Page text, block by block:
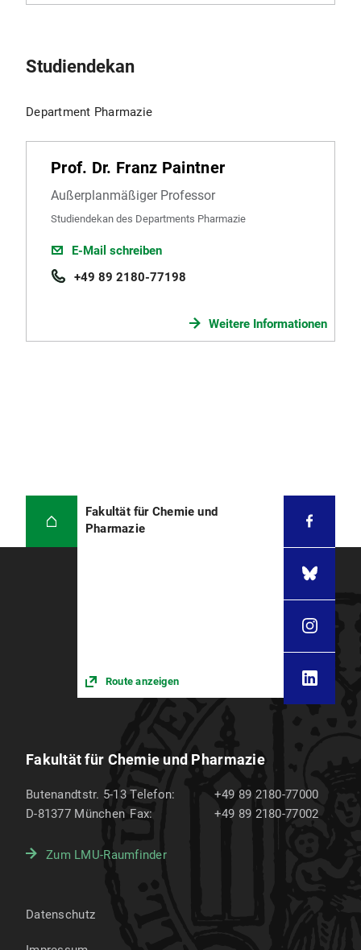
Studiendekan
Department Pharmazie
Prof. Dr. Franz Paintner
Außerplanmäßiger Professor
Studiendekan des Departments Pharmazie
E-Mail schreiben
+49 89 2180-77198
Weitere Informationen
Fakultät für Chemie und
Pharmazie
Route anzeigen
Fakultät für Chemie und Pharmazie
Butenandtstr. 5-13
D-81377 München
Telefon:
+49 89 2180-77000
Fax:
+49 89 2180-77002
Zum LMU-Raumfinder
Datenschutz